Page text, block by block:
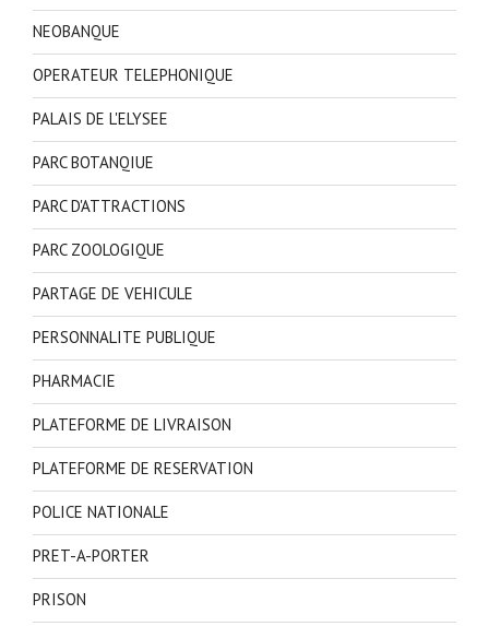
NEOBANQUE
OPERATEUR TELEPHONIQUE
PALAIS DE L'ELYSEE
PARC BOTANQIUE
PARC D'ATTRACTIONS
PARC ZOOLOGIQUE
PARTAGE DE VEHICULE
PERSONNALITE PUBLIQUE
PHARMACIE
PLATEFORME DE LIVRAISON
PLATEFORME DE RESERVATION
POLICE NATIONALE
PRET-A-PORTER
PRISON